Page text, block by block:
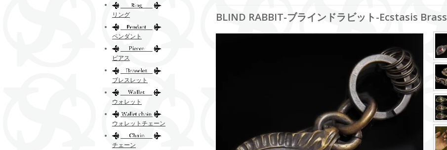
BLIND RABBIT-ブラインドラビット-Ecstasis Brass
リング
ペンダント
ピアス
ブレスレット
ウォレット
ウォレットチェーン
チェーン